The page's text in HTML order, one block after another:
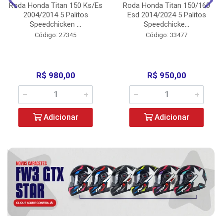
Roda Honda Titan 150 Ks/Es
2004/2014 5 Palitos
Speedchicken ...
Código: 27345
R$ 980,00
Adicionar
Roda Honda Titan 150/160
Esd 2014/2024 5 Palitos
Speedchicke...
Código: 33477
R$ 950,00
Adicionar